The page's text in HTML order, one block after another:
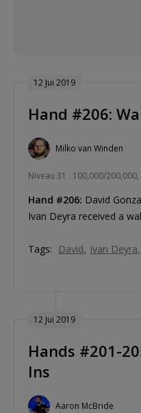
12 Jui 2019
Hand #206:
Milko van Winden
Niveau 31 : 100,000/
Hand #206: David
Ivan Deyra received a
Tags: David Ivan Deyra
12 Jui 2019
Hands #201-
Ins
Aaron McBride